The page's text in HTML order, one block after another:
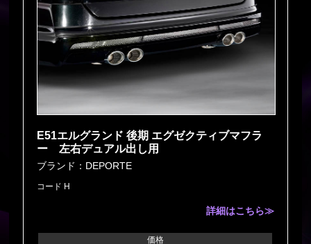
E51エルグランド 後期 エグゼクティブマフラ
ー 左右デュアル出し用
ブランド：DEPORTE
コード H
詳細はこちら≫
価格